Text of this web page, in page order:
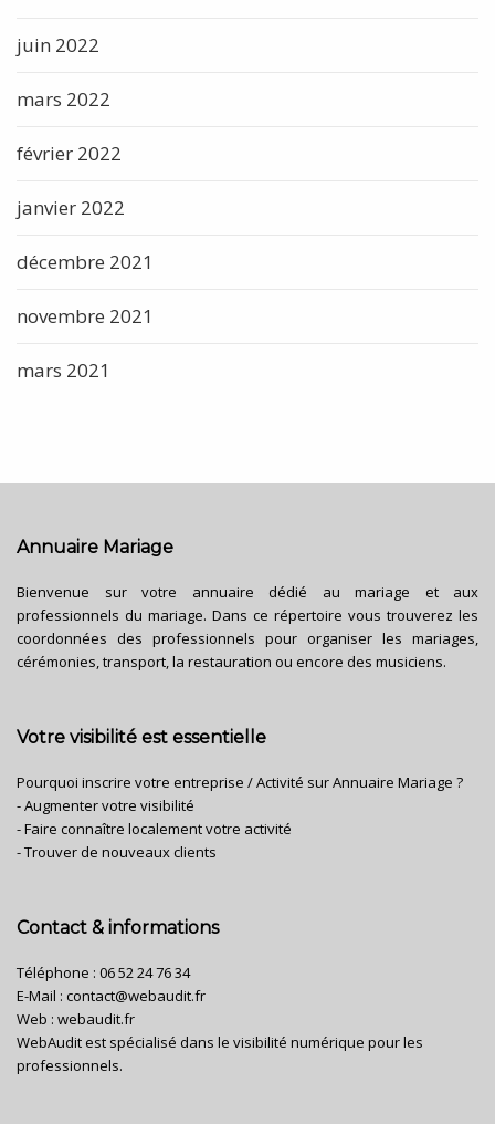
juin 2022
mars 2022
février 2022
janvier 2022
décembre 2021
novembre 2021
mars 2021
Annuaire Mariage
Bienvenue sur votre annuaire dédié au mariage et aux
professionnels du mariage. Dans ce répertoire vous trouverez les
coordonnées des professionnels pour organiser les mariages,
cérémonies, transport, la restauration ou encore des musiciens.
Votre visibilité est essentielle
Pourquoi inscrire votre entreprise / Activité sur Annuaire Mariage ?
- Augmenter votre visibilité
- Faire connaître localement votre activité
- Trouver de nouveaux clients
Contact & informations
Téléphone : 06 52 24 76 34
E-Mail : contact@webaudit.fr
Web : webaudit.fr
WebAudit est spécialisé dans le visibilité numérique pour les
professionnels.